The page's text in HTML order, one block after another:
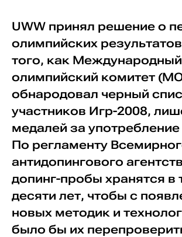
UWW принял решение о
олимпийских
того, как Международный
олимпийский комитет
обнародовал черный
участников Игр-2008,
медалей за употребление
По регламенту
антидопингового
допинг-пробы хранятся в
десяти лет, чтобы с
новых методик и
было бы их